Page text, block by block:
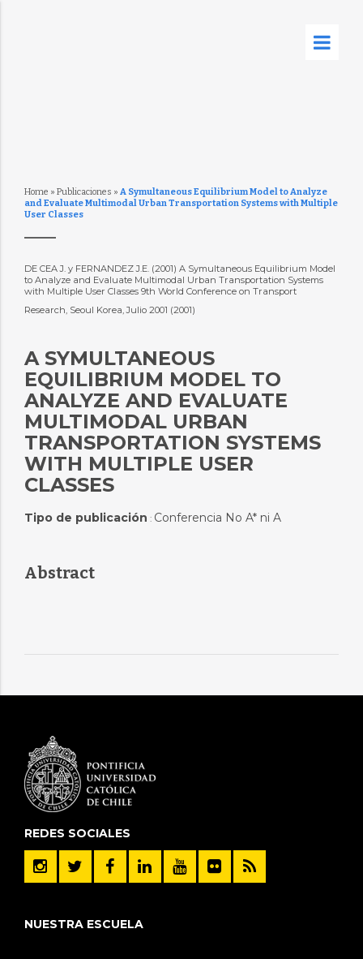
Home » Publicaciones » A Symultaneous Equilibrium Model to Analyze
and Evaluate Multimodal Urban Transportation Systems with Multiple
User Classes
DE CEA J. y FERNANDEZ J.E. (2001) A Symultaneous Equilibrium Model
to Analyze and Evaluate Multimodal Urban Transportation Systems
with Multiple User Classes 9th World Conference on Transport
Research, Seoul Korea, Julio 2001 (2001)
A SYMULTANEOUS
EQUILIBRIUM MODEL TO
ANALYZE AND EVALUATE
MULTIMODAL URBAN
TRANSPORTATION SYSTEMS
WITH MULTIPLE USER
CLASSES
Tipo de publicación : Conferencia No A* ni A
Abstract
REDES SOCIALES
NUESTRA ESCUELA